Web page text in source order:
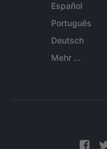
Español
Português
Deutsch
Mehr ...